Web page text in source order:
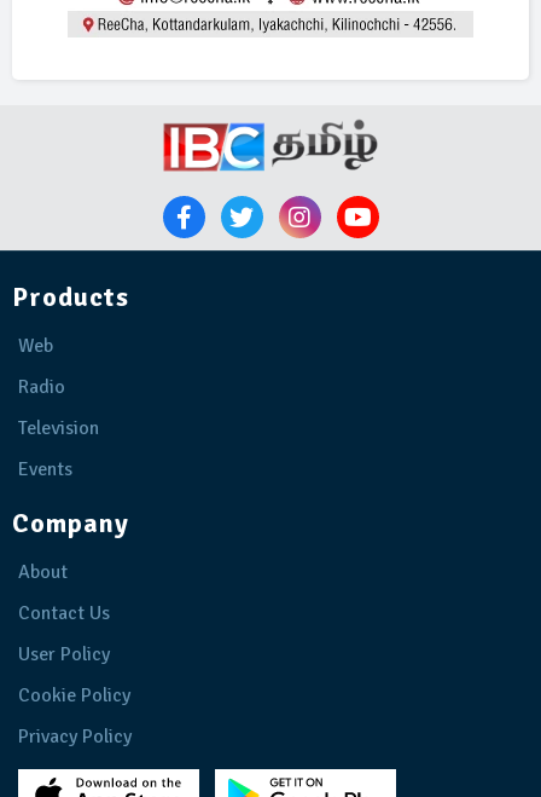
Products
Web
Radio
Television
Events
Company
About
Contact Us
User Policy
Cookie Policy
Privacy Policy